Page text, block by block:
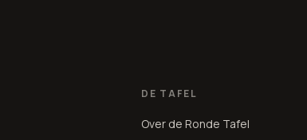
DE TAFEL
Over de Ronde Tafel